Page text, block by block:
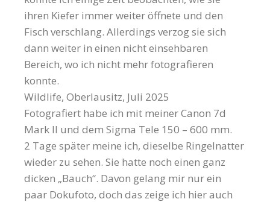
ihren Kiefer immer weiter öffnete und den
Fisch verschlang. Allerdings verzog sie sich
dann weiter in einen nicht einsehbaren
Bereich, wo ich nicht mehr fotografieren
konnte.
Wildlife, Oberlausitz, Juli 2025
Fotografiert habe ich mit meiner Canon 7d
Mark II und dem Sigma Tele 150 – 600 mm.
2 Tage später meine ich, dieselbe Ringelnatter
wieder zu sehen. Sie hatte noch einen ganz
dicken „Bauch“. Davon gelang mir nur ein
paar Dokufoto, doch das zeige ich hier auch